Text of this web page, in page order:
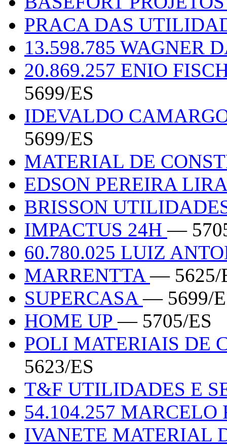
PRACA DAS
13.598.785 WAGNER
20.869.257 ENIO
5699/ES
IDEVALDO
5699/ES
MATERIAL DE
EDSON PEREIRA
BRISSON
IMPACTUS 24H—
60.780.025 LUIZ
MARRENTTA— 5625/
SUPERCASA— 5699/
HOME UP— 5705/ES
POLI MATERIAIS DE
5623/ES
T&F UTILIDADES E
54.104.257 MARCELO
IVANETE MATERIAL